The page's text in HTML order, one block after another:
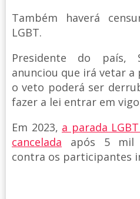
Também haverá
LGBT.
Presidente do país,
anunciou que irá vetar
o veto poderá ser
fazer a lei entrar em
Em 2023, a parada
cancelada após 5 mil
contra os participantes